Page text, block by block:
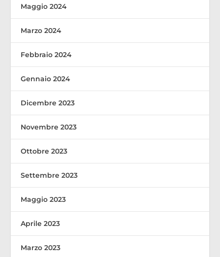
Maggio 2024
Marzo 2024
Febbraio 2024
Gennaio 2024
Dicembre 2023
Novembre 2023
Ottobre 2023
Settembre 2023
Maggio 2023
Aprile 2023
Marzo 2023